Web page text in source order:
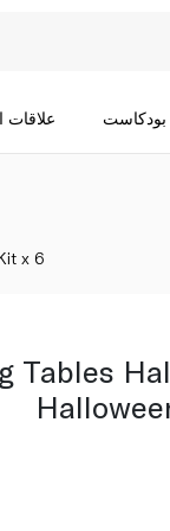
بودكاست علاقات
x 6
Tables